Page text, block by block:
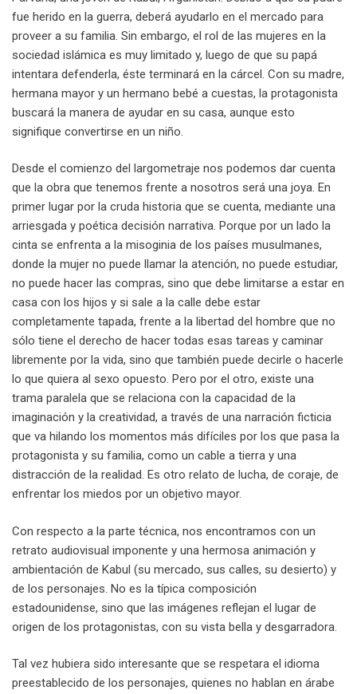
fue herido en la guerra, deberá ayudarlo en el mercado para
proveer a su familia. Sin embargo, el rol de las mujeres en la
sociedad islámica es muy limitado y, luego de que su papá
intentara defenderla, éste terminará en la cárcel. Con su madre,
hermana mayor y un hermano bebé a cuestas, la protagonista
buscará la manera de ayudar en su casa, aunque esto
signifique convertirse en un niño.
Desde el comienzo del largometraje nos podemos dar cuenta
que la obra que tenemos frente a nosotros será una joya. En
primer lugar por la cruda historia que se cuenta, mediante una
arriesgada y poética decisión narrativa. Porque por un lado la
cinta se enfrenta a la misoginia de los países musulmanes,
donde la mujer no puede llamar la atención, no puede estudiar,
no puede hacer las compras, sino que debe limitarse a estar en
casa con los hijos y si sale a la calle debe estar
completamente tapada, frente a la libertad del hombre que no
sólo tiene el derecho de hacer todas esas tareas y caminar
libremente por la vida, sino que también puede decirle o hacerle
lo que quiera al sexo opuesto. Pero por el otro, existe una
trama paralela que se relaciona con la capacidad de la
imaginación y la creatividad, a través de una narración ficticia
que va hilando los momentos más difíciles por los que pasa la
protagonista y su familia, como un cable a tierra y una
distracción de la realidad. Es otro relato de lucha, de coraje, de
enfrentar los miedos por un objetivo mayor.
Con respecto a la parte técnica, nos encontramos con un
retrato audiovisual imponente y una hermosa animación y
ambientación de Kabul (su mercado, sus calles, su desierto) y
de los personajes. No es la típica composición
estadounidense, sino que las imágenes reflejan el lugar de
origen de los protagonistas, con su vista bella y desgarradora.
Tal vez hubiera sido interesante que se respetara el idioma
preestablecido de los personajes, quienes no hablan en árabe